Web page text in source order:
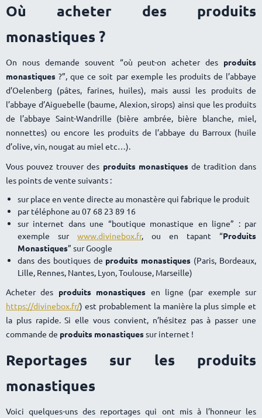
Où acheter des produits
monastiques ?
On nous demande souvent “où peut-on acheter des produits
monastiques ?”, que ce soit par exemple les produits de l’abbaye
d’Oelenberg (pâtes, farines, huiles), mais aussi les produits de
l’abbaye d’Aiguebelle (baume, Alexion, sirops) ainsi que les produits
de l’abbaye Saint-Wandrille (bière ambrée, bière blanche, miel,
nonnettes) ou encore les produits de l’abbaye du Barroux (huile
d’olive, vin, nougat au miel etc…).
Vous pouvez trouver des produits monastiquesde tradition dans
les points de vente suivants :
sur place en vente directe au monastère qui fabrique le produit
par téléphone au 07 68 23 89 16
sur internet dans une “boutique monastique en ligne” : par
exemple sur www.divinebox.fr, ou en tapant “Produits
Monastiques” sur Google
dans des boutiques de produits monastiques (Paris, Bordeaux,
Lille, Rennes, Nantes, Lyon, Toulouse, Marseille)
Acheter des produits monastiques en ligne (par exemple sur
https://divinebox.fr/) est probablement la manière la plus simple et
la plus rapide. Si elle vous convient, n’hésitez pas à passer une
commande de produits monastiquessur internet !
Reportages sur les produits
monastiques
Voici quelques-uns des reportages qui ont mis à l’honneur les